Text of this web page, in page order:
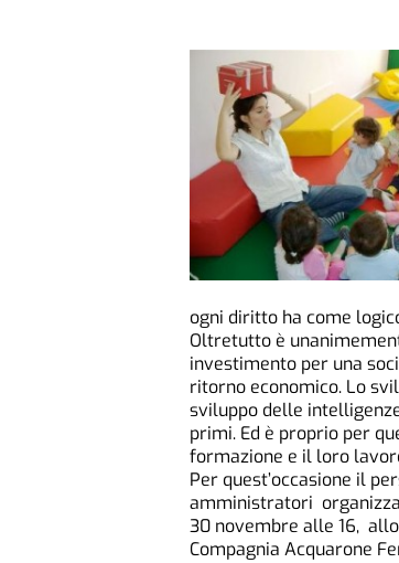
ogni diritto ha come
Oltretutto è
investimento per una
ritorno economico. Lo
sviluppo delle
primi. Ed è proprio per
formazione e il loro
Per quest’occasione il
amministratori
30 novembre alle 16,
Compagnia Acquarone